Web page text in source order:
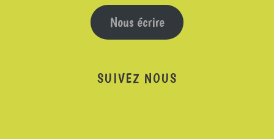
Nous écrire
SUIVEZ NOUS